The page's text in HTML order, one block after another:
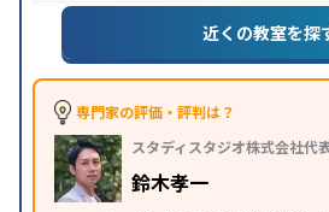
近くの教室を探
専門家の評価・評判は？
スタディスタジオ株式会社代
鈴木孝一